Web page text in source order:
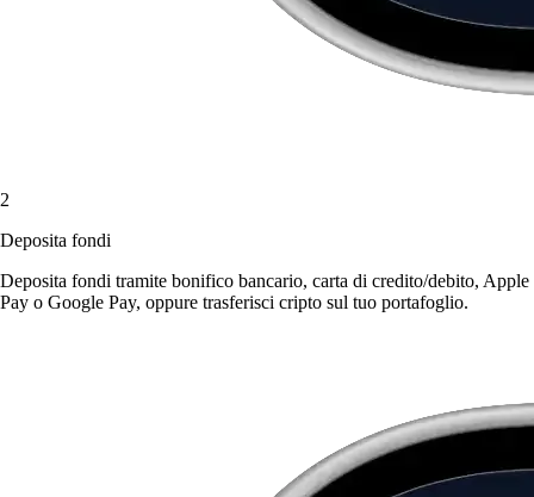
2
Deposita fondi
Deposita fondi tramite bonifico bancario, carta di credito/debito, Apple
Pay o Google Pay, oppure trasferisci cripto sul tuo portafoglio.